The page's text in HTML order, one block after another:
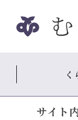
キ
サイト